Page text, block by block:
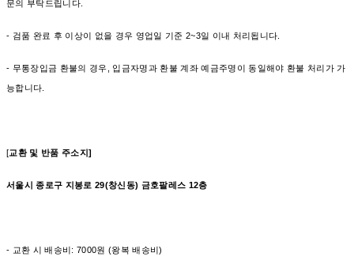
문의 부탁드립니다.
- 검품 완료 후 이상이 없을 경우 영업일 기준 2~3일 이내 처리됩니다.
- 무통장입금 환불의 경우, 입금자명과 환불 계좌 예금주명이 동일해야 환불 처리가 가
능합니다.
[교환 및 반품 주소지]
서울시 종로구 지봉로 29(창신동) 금호팔레스 12층
- 교환 시 배송비: 7000원 (왕복 배송비)